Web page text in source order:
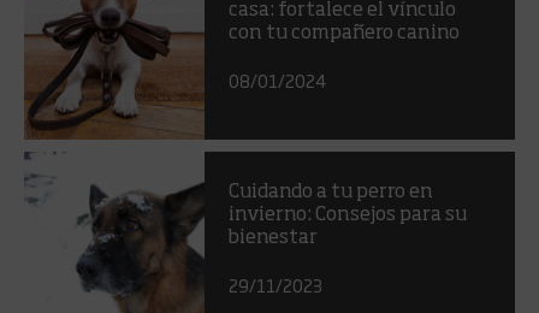
casa: fortalece el vínculo
con tu compañero canino
08/01/2024
Cuidando a tu perro en
invierno: Consejos para su
bienestar
29/11/2023